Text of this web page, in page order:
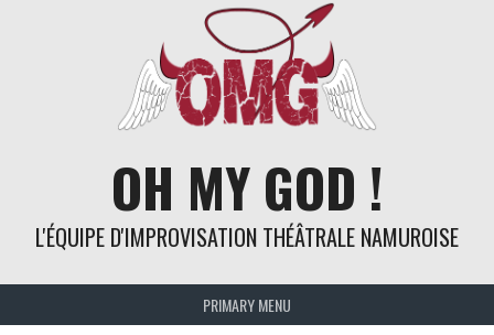
OH MY GOD !
L'ÉQUIPE D'IMPROVISATION THÉÂTRALE NAMUROISE
PRIMARY MENU